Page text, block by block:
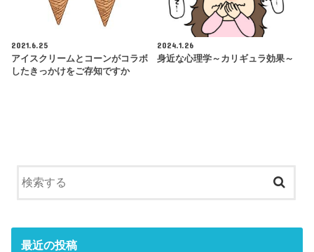
2021.6.25
アイスクリームとコーンがコラボ
したきっかけをご存知ですか
2024.1.26
身近な心理学～カリギュラ効果～
最近の投稿